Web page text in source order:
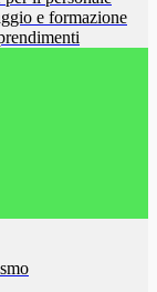
e formazione